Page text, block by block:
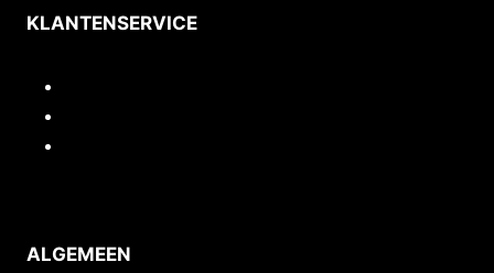
KLANTENSERVICE
ALGEMEEN